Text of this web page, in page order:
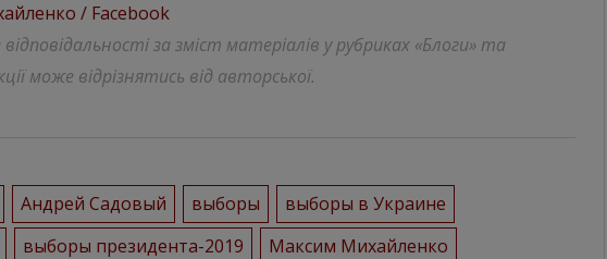
/ Facebook
за зміст матеріалів у рубриках «Блоги» та
може відрізнятись від авторської.
Андрей Садовый выборы
выборы в Украине
выборы президента-2019
Максим Михайленко